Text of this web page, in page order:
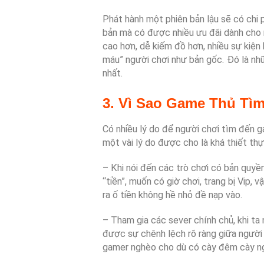
Phát hành một phiên bản lậu sẽ có chi
bản mà có được nhiều ưu đãi dành
cao hơn, dễ kiếm đồ hơn, nhiều sự
máu” người chơi như bản gốc. Đó là
nhất.
3. Vì Sao Game Thủ
Có nhiều lý do để người chơi tìm đến
một vài lý do được cho là khá thiết
– Khi nói đến các trò chơi có bản
“tiền”, muốn có giờ chơi, trang bị Vip,
ra ố tiền không hề nhỏ đề nạp vào.
– Tham gia các sever chính chủ, khi
được sự chênh lệch rõ ràng giữa người
gamer nghèo cho dù có cày đêm cày